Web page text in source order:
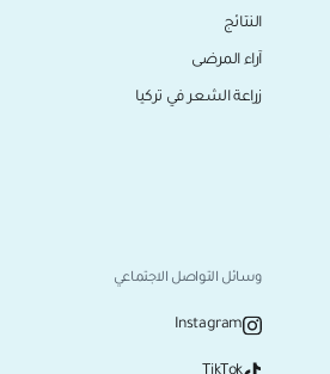
النتائج
آراء المرضى
زراعة الشعر في تركيا
وسائل التواصل الاجتماعي
Instagram